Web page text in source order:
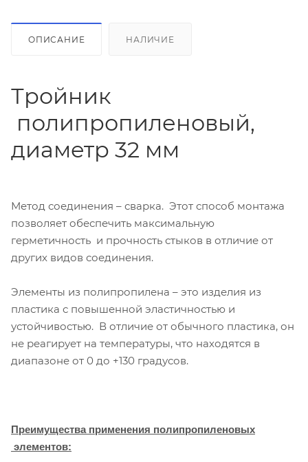
ОПИСАНИЕ НАЛИЧИЕ
Тройник
полипропиленовый,
диаметр 32 мм
Метод соединения – сварка. Этот способ монтажа
позволяет обеспечить максимальную
герметичность и прочность стыков в отличие от
других видов соединения.
Элементы из полипропилена – это изделия из
пластика с повышенной эластичностью и
устойчивостью. В отличие от обычного пластика, он
не реагирует на температуры, что находятся в
диапазоне от 0 до +130 градусов.
Преимущества применения полипропиленовых
элементов: